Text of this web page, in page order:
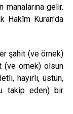
gelir.
Hakîm Kuran'da
şahit (ve örnek)
(ve örnek) olsun
hayırlı, üstün,
takip eden) bir